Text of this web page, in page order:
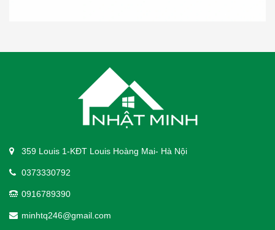
359 Louis 1-KĐT Louis Hoàng Mai- Hà Nội
0373330792
0916789390
minhtq246@gmail.com